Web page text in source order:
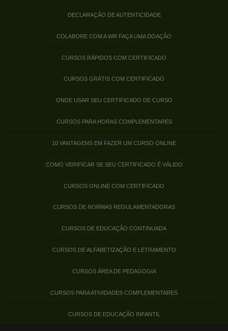
DECLARAÇÃO DE AUTENTICIDADE
COLABORE COM A WR FAÇA UMA DOAÇÃO
CURSOS RÁPIDOS COM CERTIFICADO
CURSOS GRÁTIS COM CERTIFICADO
ONDE USAR SEU CERTIFICADO DE CURSO
CURSOS PARA HORAS COMPLEMENTARES
10 VANTAGENS EM FAZER UM CURSO ONLINE
COMO VERIFICAR SE SEU CERTIFICADO É VÁLIDO
CURSOS ONLINE COM CERTIFICADO
CURSOS DE NORMAS REGULAMENTADORAS
CURSOS DE EDUCAÇÃO CONTINUADA
CURSOS DE ALFABETIZAÇÃO E LETRAMENTO
CURSOS ÁREA DE PEDAGOGIA
CURSOS PARA ATIVIDADES COMPLEMENTARES
CURSOS DE EDUCAÇÃO INFANTIL